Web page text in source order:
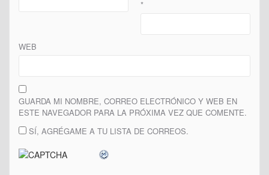
*
WEB
GUARDA MI NOMBRE, CORREO ELECTRÓNICO Y WEB EN
ESTE NAVEGADOR PARA LA PRÓXIMA VEZ QUE COMENTE.
SÍ, AGRÉGAME A TU LISTA DE CORREOS.